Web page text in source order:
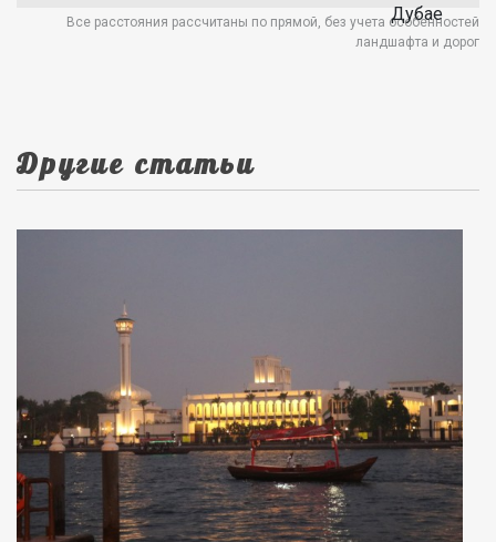
Все расстояния рассчитаны по прямой, без учета особенностей
ландшафта и дорог
Другие статьи